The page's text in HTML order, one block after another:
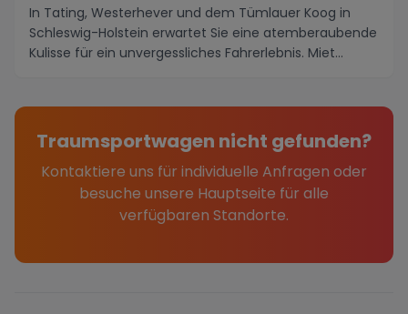
In Tating, Westerhever und dem Tümlauer Koog in
Schleswig-Holstein erwartet Sie eine atemberaubende
Kulisse für ein unvergessliches Fahrerlebnis. Miet...
Traumsportwagen nicht gefunden?
Kontaktiere uns für individuelle Anfragen oder
besuche unsere Hauptseite für alle
verfügbaren Standorte.